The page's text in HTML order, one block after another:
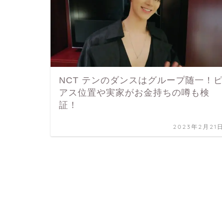
NCT テンのダンスはグループ随一！
アス位置や実家がお金持ちの噂も検
証！
2023年2月21